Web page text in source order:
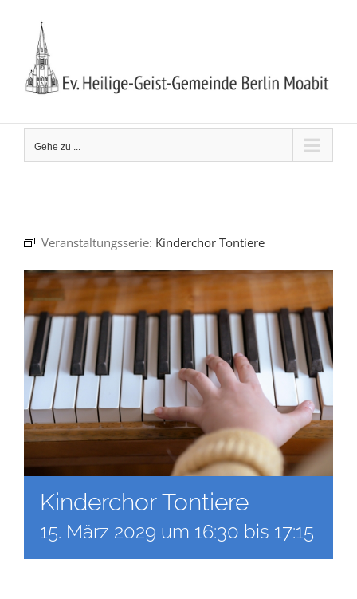
springen
Gehe zu ...
Veranstaltungsserie: Kinderchor Tontiere
Kinderchor Tontiere
15. März 2029 um 16:30 bis 17:15